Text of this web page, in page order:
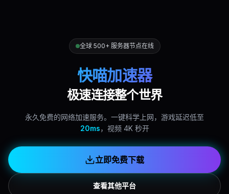
全球 500+ 服务器节点在线
快喵加速器
极速连接整个世界
永久免费的网络加速服务。一键科学上网，游戏延迟低至
20ms，视频 4K 秒开
立即免费下载
查看其他平台